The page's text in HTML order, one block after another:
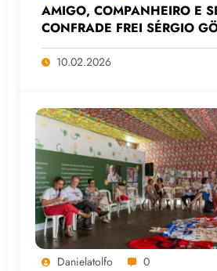
AMIGO, COMPANHEIRO E
CONFRADE FREI SÉRGIO
10.02.2026
Danielatolfo 0